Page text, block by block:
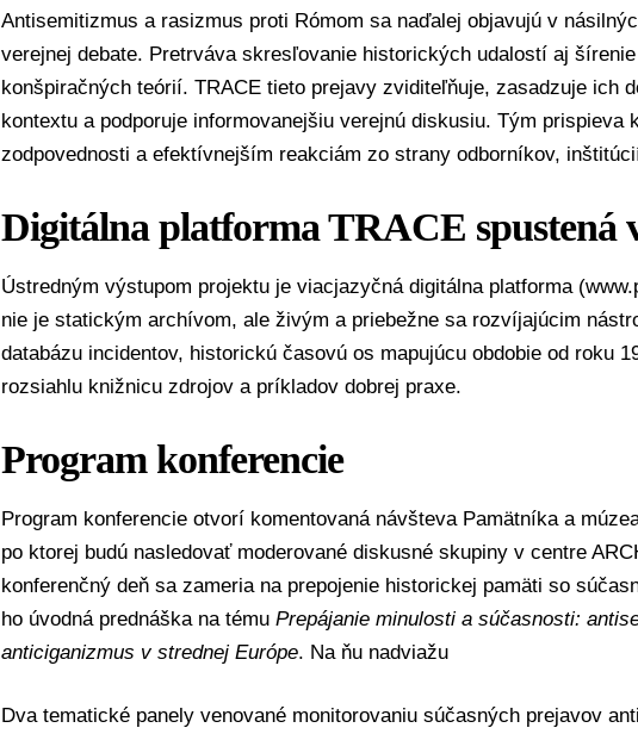
Antisemitizmus a rasizmus proti Rómom sa naďalej objavujú v
verejnej debate. Pretrváva skresľovanie historických udalostí aj
konšpiračných teórií. TRACE tieto prejavy zviditeľňuje, zasadzuje ich
kontextu a podporuje informovanejšiu verejnú diskusiu. Tým prispieva
zodpovednosti a efektívnejším reakciám zo strany odborníkov,
Digitálna platforma TRACE spustená
Ústredným výstupom projektu je viacjazyčná digitálna platforma (
nie je statickým archívom, ale živým a priebežne sa rozvíjajúcim
databázu incidentov, historickú časovú os mapujúcu obdobie od roku
rozsiahlu knižnicu zdrojov a príkladov dobrej praxe.
Program konferencie
Program konferencie otvorí komentovaná návšteva Pamätníka a
po ktorej budú nasledovať moderované diskusné skupiny v centre
konferenčný deň sa zameria na prepojenie historickej pamäti so
ho úvodná prednáška na tému Prepájanie minulosti a súčasnosti:
anticiganizmus v strednej Európe. Na ňu nadviažu
Dva tematické panely venované monitorovaniu súčasných prejavov